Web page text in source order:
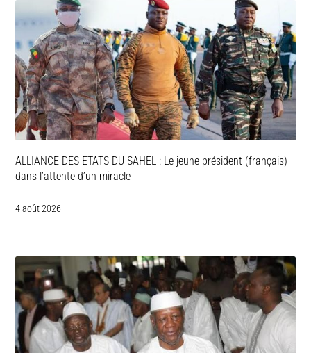
ALLIANCE DES ETATS DU SAHEL : Le jeune président (français)
dans l’attente d’un miracle
4 août 2026